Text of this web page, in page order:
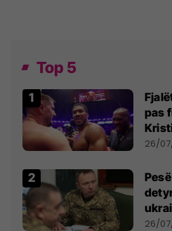
Top 5
pas
26/
26/